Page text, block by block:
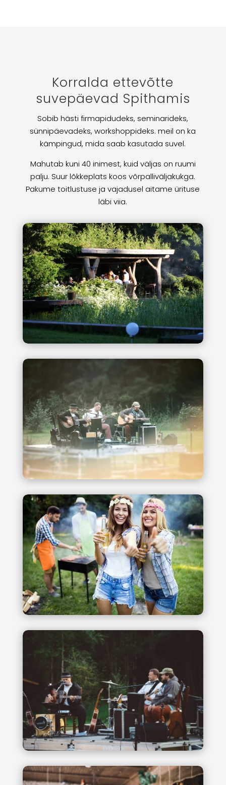
Korralda ettevõtte
suvepäevad Spithamis
Sobib hästi firmapidudeks, seminarideks,
sünnipäevadeks, workshoppideks. meil on ka
kämpingud, mida saab kasutada suvel.
Mahutab kuni 40 inimest, kuid väljas on ruumi
palju. Suur lõkkeplats koos võrpalliväljakukga.
Pakume toitlustuse ja vajadusel aitame ürituse
läbi viia.